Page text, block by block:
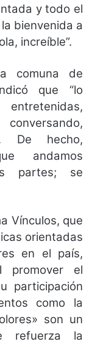
y todo el
bienvenida a
increíble”.
comuna de
que “lo
De hecho,
andamos
partes; se
Vínculos, que
orientadas
en el país,
promover el
participación
como la
son un
refuerza la